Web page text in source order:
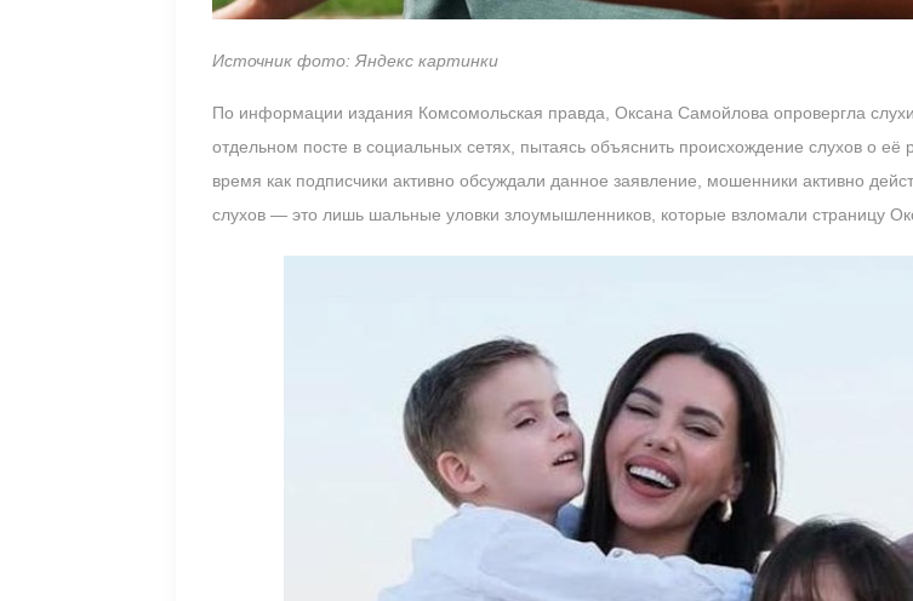
Источник фото: Яндекс картинки
По информации издания Комсомольская правда, Оксана Самойлова опровергла
отдельном посте в социальных сетях, пытаясь объяснить происхождение слухов о её
время как подписчики активно обсуждали данное заявление, мошенники активно
слухов — это лишь шальные уловки злоумышленников, которые взломали страницу